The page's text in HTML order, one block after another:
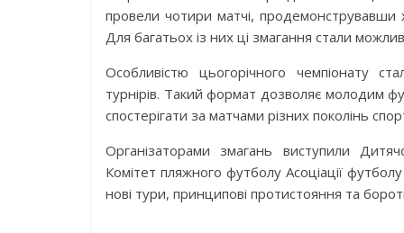
провели чотири матчі, продемонструвавши
Для багатьох із них ці змагання стали
Особливістю цьогорічного чемпіонату
турнірів. Такий формат дозволяє молодим
спостерігати за матчами різних поколінь
Організаторами змагань виступили
Комітет пляжного футболу Асоціації
нові тури, принципові протистояння та